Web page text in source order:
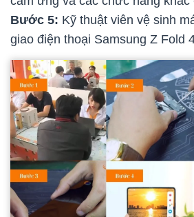
Bước 5: Kỹ thuật viên vệ sinh
giao điện thoại Samsung Z Fold